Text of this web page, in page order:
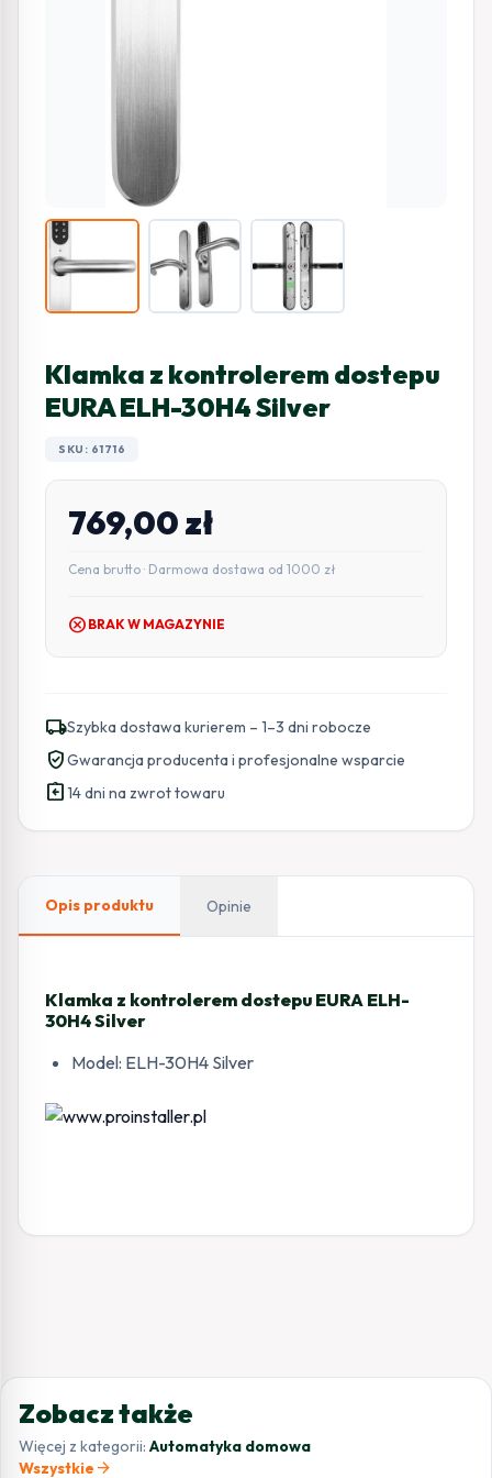
Klamka z kontrolerem dostepu
EURA ELH-30H4 Silver
SKU: 61716
769,00zł
Cena brutto · Darmowa dostawa od 1000 zł
cancel BRAK W MAGAZYNIE
local_shippingSzybka dostawa kurierem – 1–3 dni robocze
verified_userGwarancja producenta i profesjonalne wsparcie
assignment_return14 dni na zwrot towaru
Opis produktu Opinie
Klamka z kontrolerem dostepu EURA ELH-
30H4 Silver
Model: ELH-30H4 Silver
Zobacz także
Więcej z kategorii: Automatyka domowa
Wszystkie arrow_forward